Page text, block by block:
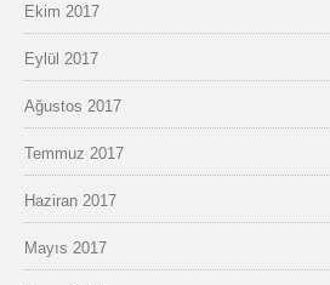
Ekim 2017
Eylül 2017
Ağustos 2017
Temmuz 2017
Haziran 2017
Mayıs 2017